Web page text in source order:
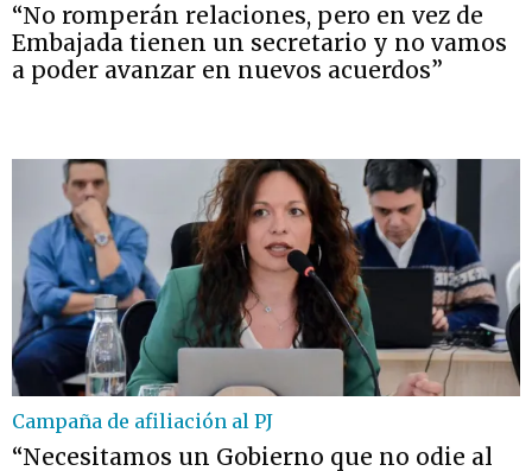
“No romperán relaciones, pero en vez de
Embajada tienen un secretario y no vamos
a poder avanzar en nuevos acuerdos”
Campaña de afiliación al PJ
“Necesitamos un Gobierno que no odie al